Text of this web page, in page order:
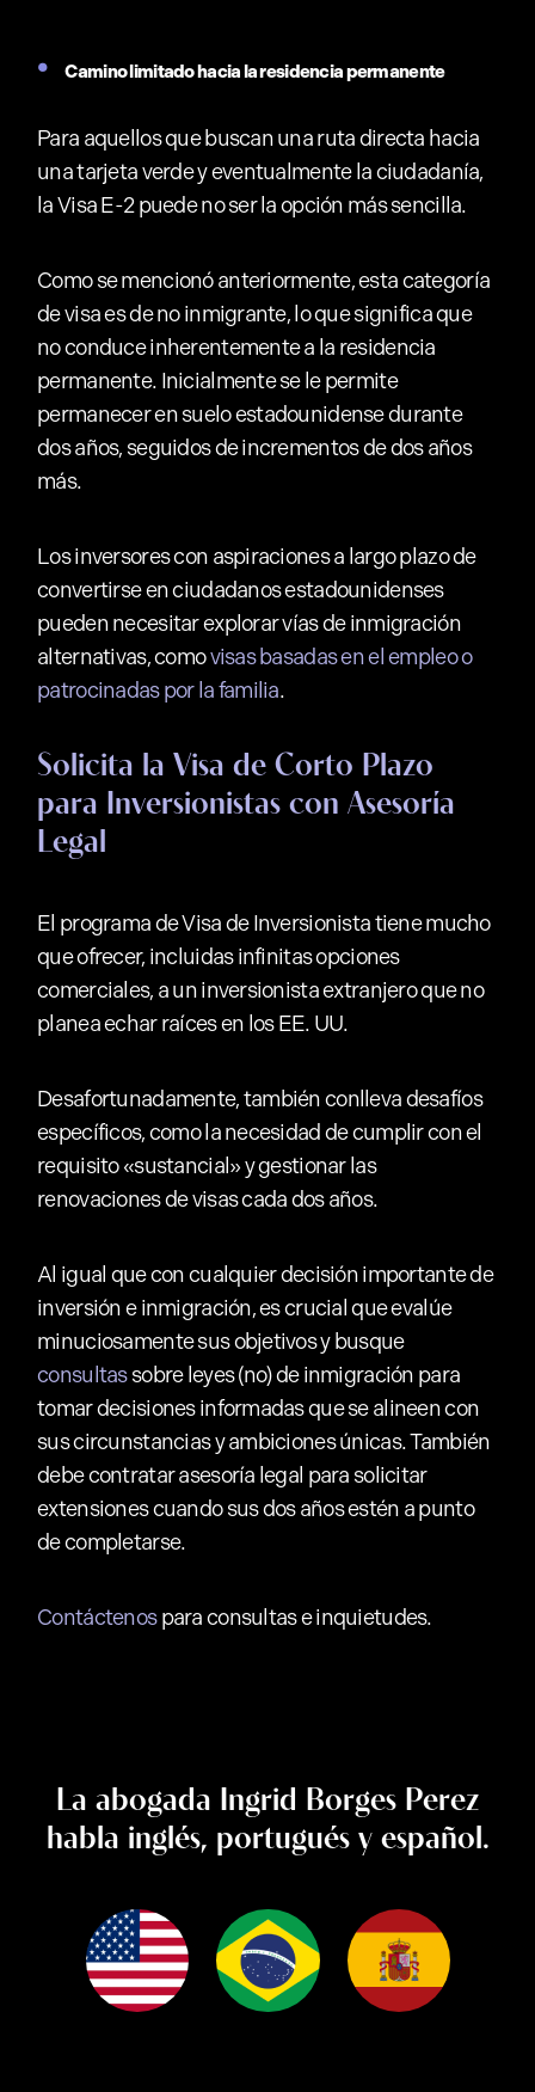
Camino limitado hacia la residencia permanente
Para aquellos que buscan una ruta directa hacia
una tarjeta verde y eventualmente la ciudadanía,
la Visa E-2 puede no ser la opción más sencilla.
Como se mencionó anteriormente, esta categoría
de visa es de no inmigrante, lo que significa que
no conduce inherentemente a la residencia
permanente. Inicialmente se le permite
permanecer en suelo estadounidense durante
dos años, seguidos de incrementos de dos años
más.
Los inversores con aspiraciones a largo plazo de
convertirse en ciudadanos estadounidenses
pueden necesitar explorar vías de inmigración
alternativas, comovisas basadas en el empleo o
patrocinadas por la familia.
Solicita la Visa de Corto Plazo
para Inversionistas con Asesoría
Legal
El programa de Visa de Inversionista tiene mucho
que ofrecer, incluidas infinitas opciones
comerciales, a un inversionista extranjero que no
planea echar raíces en los EE. UU.
Desafortunadamente, también conlleva desafíos
específicos, como la necesidad de cumplir con el
requisito «sustancial» y gestionar las
renovaciones de visas cada dos años.
Al igual que con cualquier decisión importante de
inversión e inmigración, es crucial que evalúe
minuciosamente sus objetivos y busque
consultassobre leyes (no) de inmigración para
tomar decisiones informadas que se alineen con
sus circunstancias y ambiciones únicas. También
debe contratar asesoría legal para solicitar
extensiones cuando sus dos años estén a punto
de completarse.
Contáctenospara consultas e inquietudes.
La abogada Ingrid Borges Perez
habla inglés, portugués y español.